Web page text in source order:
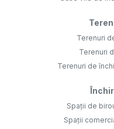
Terenuri
Terenuri
Terenuri de
Spații de
Spații